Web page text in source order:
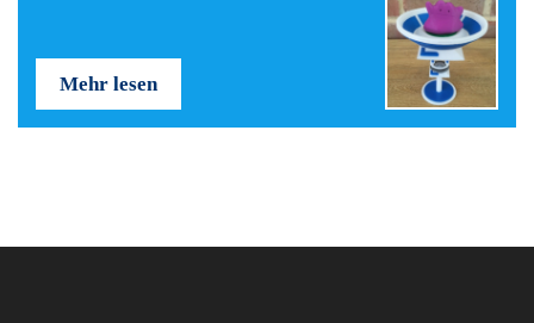
Mehr lesen